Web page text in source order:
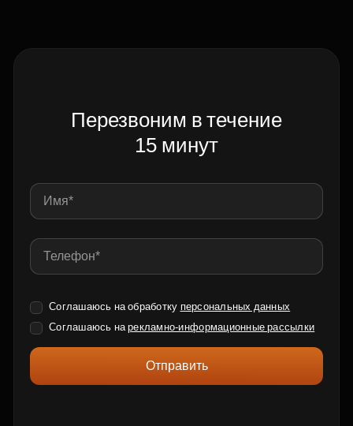
Перезвоним в течение
15 минут
Соглашаюсь на обработку персональных данных
Соглашаюсь нарекламно-информационные рассылки
Отправить